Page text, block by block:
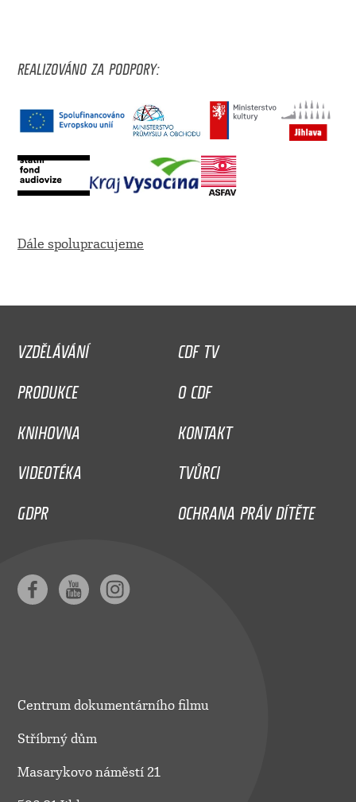
REALIZOVÁNO ZA PODPORY:
Dále spolupracujeme
VZDĚLÁVÁNÍ
CDF TV
PRODUKCE
O CDF
KNIHOVNA
KONTAKT
VIDEOTÉKA
TVŮRCI
GDPR
OCHRANA PRÁV DÍTĚTE
Centrum dokumentárního filmu
Stříbrný dům
Masarykovo náměstí 21